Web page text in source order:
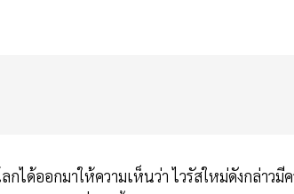
กได้ออกมาให้ความเห็นว่า ไวรัสใหม่ดังกล่าว